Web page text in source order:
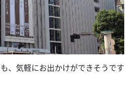
、気軽にお出かけができそうです